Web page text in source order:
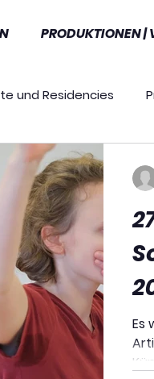
PRODUKTIONEN |
und Residencies
Presse
News Tools
Es